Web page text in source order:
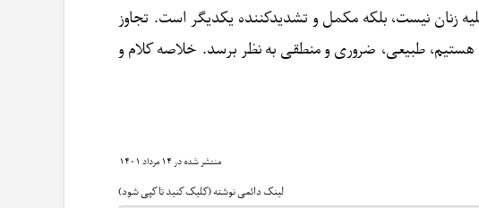
نیست، بلکه مکمل و تشدیدکننده یکدیگر است. تجاوز
هستیم، طبیعی، ضروری و منطقی به نظر برسد. خلاصه کلام و
۱۴ مرداد ۱۴۰۱
لینک دائمی نوشته (کلیک کنید تا کپی شود)